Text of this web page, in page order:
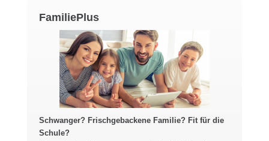
FamiliePlus
Schwanger? Frischgebackene Familie? Fit für die
Schule?